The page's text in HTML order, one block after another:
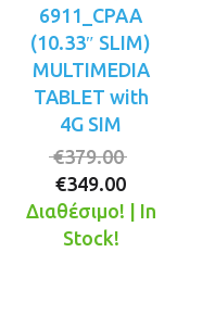
6911_CPAA
(10.33″ SLIM)
MULTIMEDIA
TABLET with
4G SIM
€379.00
was:
€349.00
Διαθέσιμο! | In
Stock!